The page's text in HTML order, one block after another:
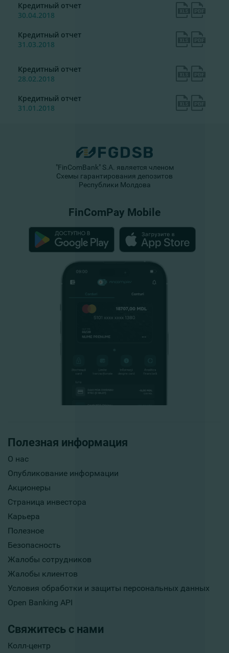
Кредитный отчет
30.04.2018
Кредитный отчет
31.03.2018
Кредитный отчет
28.02.2018
Кредитный отчет
31.01.2018
Полезная информация
О нас
Опубликование информации
Акционеры
Страница инвестора
Карьера
Полезное
Безопасность
Жалобы сотрудников
Жалобы клиентов
Условия обработки и защиты персональных данных
Open Banking API
Свяжитесь с нами
Колл-центр
"FinComBank" S.A. является членом
Схемы гарантирования депозитов
Республики Молдова
FinComPay Mobile